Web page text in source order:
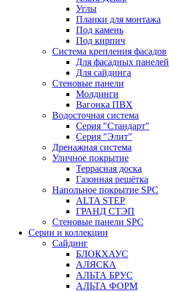
Углы
Планки для монтажа
Под камень
Под кирпич
Система крепления фасадов
Для фасадных панелей
Для сайдинга
Стеновые панели
Молдинги
Вагонка ПВХ
Водосточная система
Серия "Стандарт"
Серия "Элит"
Дренажная система
Уличное покрытие
Террасная доска
Газонная решётка
Напольное покрытие SPC
ALTA STEP
ГРАНД СТЭП
Стеновые панели SPC
Серии и коллекции
Сайдинг
БЛОКХАУС
АЛЯСКА
АЛЬТА БРУС
АЛЬТА ФОРМ